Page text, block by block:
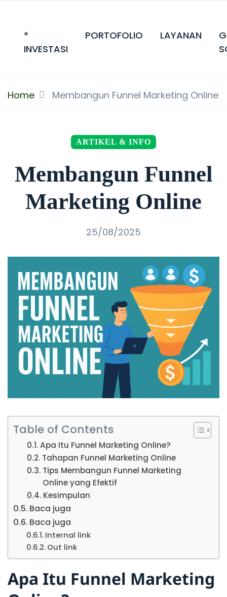
*
INVESTASI
PORTOFOLIO LAYANAN
Home Membangun Funnel Marketing Online
ARTIKEL & INFO
Membangun Funnel
Marketing Online
25/08/2025
Table of Contents
Apa Itu Funnel Marketing Online?
Tahapan Funnel Marketing Online
Tips Membangun Funnel Marketing
Online yang Efektif
Kesimpulan
Baca juga
Baca juga
Internal link
Out link
Apa Itu Funnel Marketing